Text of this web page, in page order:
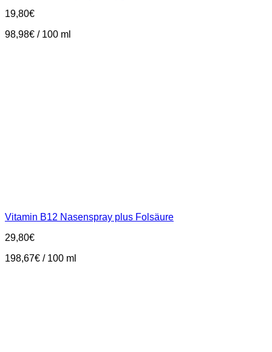
19,80€
98,98€ / 100 ml
Vitamin B12 Nasenspray plus Folsäure
29,80€
198,67€ / 100 ml